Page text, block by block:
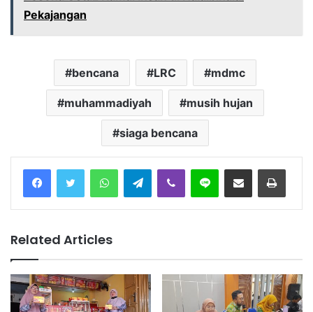
Pekajangan
bencana LRC mdmc
muhammadiyah musih hujan
siaga bencana
Telegram
Related Articles